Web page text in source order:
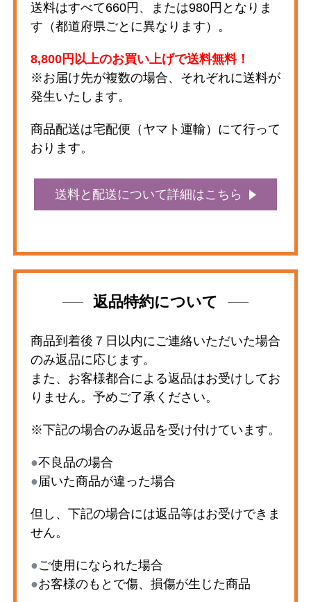
送料はすべて660円、または980円となりま
す（都道府県ごとに異なります）。
8,800円以上のお買い上げで送料無料！
※お届け先が複数の場合、それぞれに送料が
発生いたします。
商品配送は宅配便（ヤマト運輸）にて行って
おります。
送料と配送について詳細はこちら
返品特約について
商品到着後７日以内にご連絡いただいた場合
のみ返品に応じます。
また、お客様都合による返品はお受けしてお
りません。予めご了承ください。
※下記の場合のみ返品を受け付けています。
●不良品の場合
●届いた商品が違った場合
但し、下記の場合には返品等はお受けできま
せん。
●ご使用になられた場合
●お客様のもとで傷、損傷が生じた商品